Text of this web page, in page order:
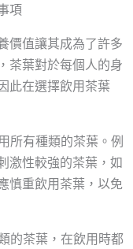
項
價值讓其成為了許多
茶葉對於每個人的身
此在選擇飲用茶葉
所有種類的茶葉。例
激性較強的茶葉，如
慎重飲用茶葉，以免
的茶葉，在飲用時都